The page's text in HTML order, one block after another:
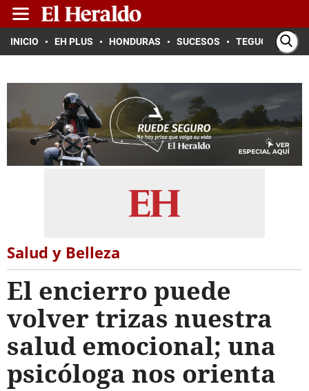
INICIO EH PLUS HONDURAS SUCESOS TEGUCIGALPA
Salud y Belleza
El encierro puede
volver trizas nuestra
salud emocional; una
psicóloga nos orienta